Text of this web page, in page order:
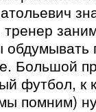
обдумывать
Большой
футбол, к
помним)